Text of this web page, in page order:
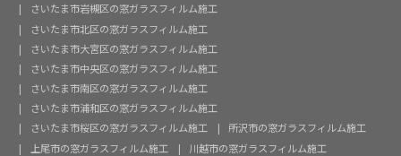
さいたま市岩槻区の窓ガラスフィルム施工
さいたま市北区の窓ガラスフィルム施工
さいたま市大宮区の窓ガラスフィルム施工
さいたま市中央区の窓ガラスフィルム施工
さいたま市南区の窓ガラスフィルム施工
さいたま市浦和区の窓ガラスフィルム施工
さいたま市桜区の窓ガラスフィルム施工
所沢市の窓ガラスフィルム施工
上尾市の窓ガラスフィルム施工
川越市の窓ガラスフィルム施工